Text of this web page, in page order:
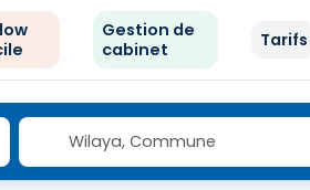
Gestion de
cabinet
Tarifs